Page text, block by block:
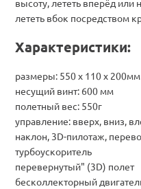
лететь вбок посредством
Характеристики:
размеры: 550 х 110 х 200мм
несущий винт: 600 мм
полетный вес: 550г
управление: вверх, вниз,
наклон, 3D-пилотаж,
турбоускоритель
перевернутый" (3D) полет
бесколлекторный